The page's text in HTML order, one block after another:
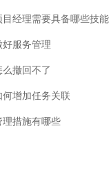
经理需要具备哪些技能
服务管理
撤回不了
增加任务关联
措施有哪些